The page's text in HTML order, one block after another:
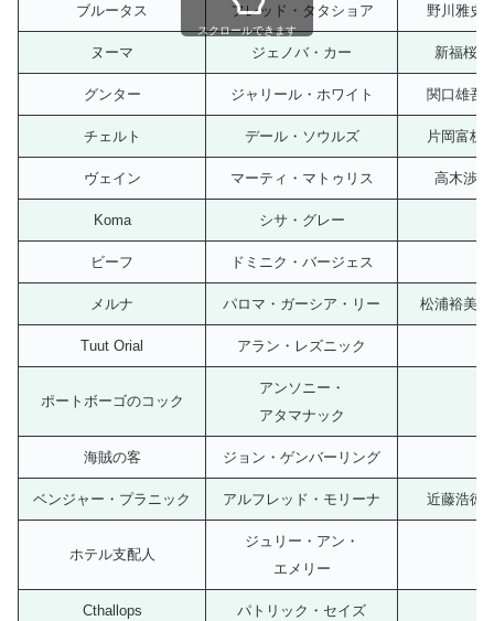
ブルータス フレッド・タタショア 野川雅史
ヌーマ ジェノバ・カー 新福桜
グンター ジャリール・ホワイト 関口雄吾
チェルト デール・ソウルズ 片岡富枝
ヴェイン マーティ・マトゥリス 高木渉
Koma シサ・グレー
ビーフ ドミニク・バージェス
メルナ パロマ・ガーシア・リー 松浦裕美子
Tuut Orial アラン・レズニック
ポートボーゴのコック
アンソニー・
アタマナック
海賊の客 ジョン・ゲンバーリング
ベンジャー・プラニック アルフレッド・モリーナ 近藤浩徳
ホテル支配人
ジュリー・アン・
エメリー
Cthallops パトリック・セイズ
スクロールできます